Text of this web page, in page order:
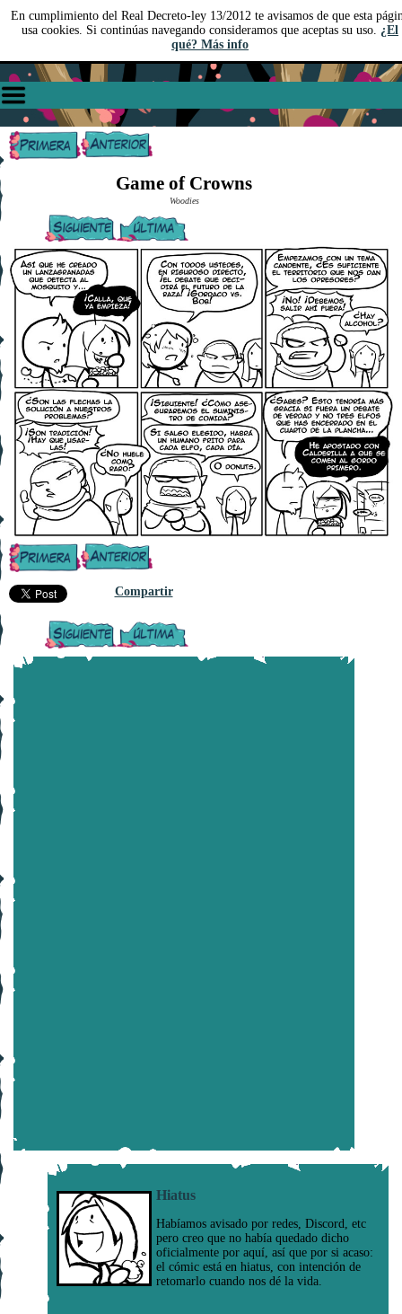
En cumplimiento del Real Decreto-ley 13/2012 te avisamos de que esta
usa cookies. Si continúas navegando consideramos que aceptas su uso. ¿El
qué? Más info
Game of Crowns
Woodies
Compartir
Hiatus
Habíamos avisado por redes, Discord, etc
pero creo que no había quedado dicho
oficialmente por aquí, así que por si acaso:
el cómic está en hiatus, con intención de
retomarlo cuando nos dé la vida.